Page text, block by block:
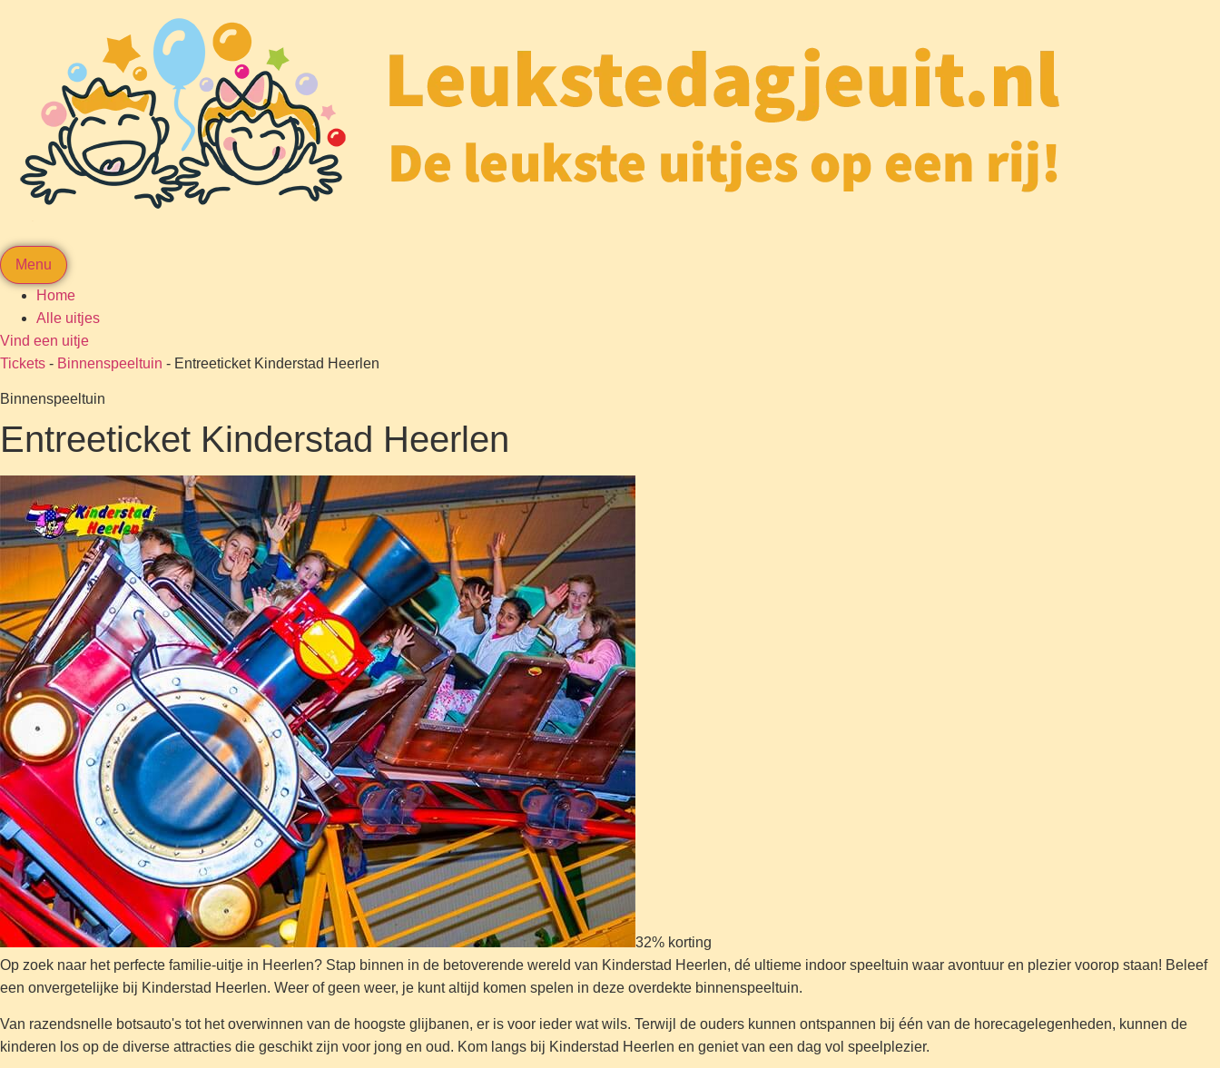
Menu
Home
Alle uitjes
Vind een uitje
Tickets - Binnenspeeltuin - Entreeticket Kinderstad Heerlen
Binnenspeeltuin
Entreeticket Kinderstad Heerlen
32% korting
Op zoek naar het perfecte familie-uitje in Heerlen? Stap binnen in de betoverende wereld van Kinderstad Heerlen, dé ultieme indoor speeltuin waar avontuur en plezier voorop staan! Beleef
een onvergetelijke bij Kinderstad Heerlen. Weer of geen weer, je kunt altijd komen spelen in deze overdekte binnenspeeltuin.
Van razendsnelle botsauto's tot het overwinnen van de hoogste glijbanen, er is voor ieder wat wils. Terwijl de ouders kunnen ontspannen bij één van de horecagelegenheden, kunnen de
kinderen los op de diverse attracties die geschikt zijn voor jong en oud. Kom langs bij Kinderstad Heerlen en geniet van een dag vol speelplezier.